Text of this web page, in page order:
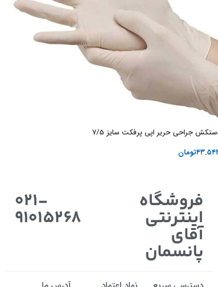
جراحی حریر اپی پرفکت سایز 7/5
تومان
فروشگاه
اینترنتی
آقای
پانسمان
021-
91015268